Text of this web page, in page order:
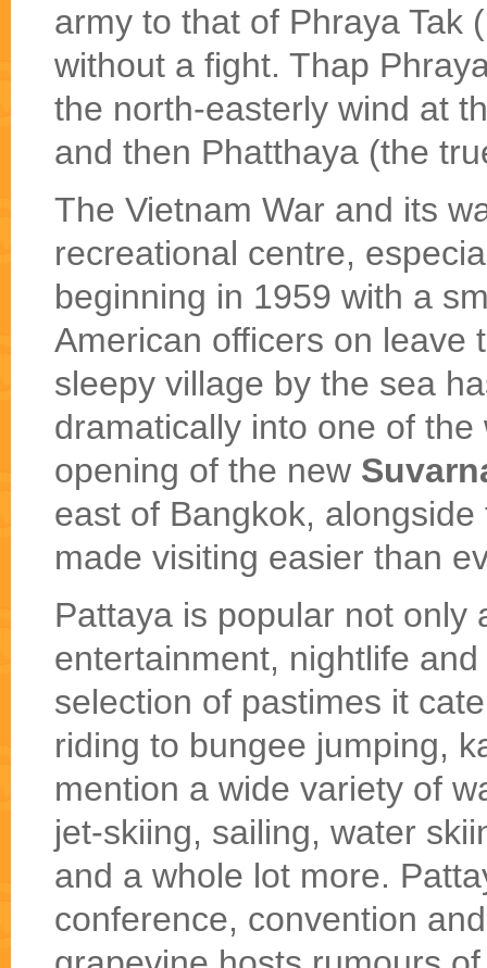
army to that of Phraya Tak
without a fight. Thap
the north-easterly wind at
and then Phatthaya (the
The Vietnam War and its
recreational centre,
beginning in 1959 with a
American officers on leave
sleepy village by the sea
dramatically into one of the
opening of the new
east of Bangkok,
made visiting easier than
Pattaya is popular not only
entertainment, nightlife
selection of pastimes it
riding to bungee jumping,
mention a wide variety of
jet-skiing, sailing, water
and a whole lot more.
conference, convention